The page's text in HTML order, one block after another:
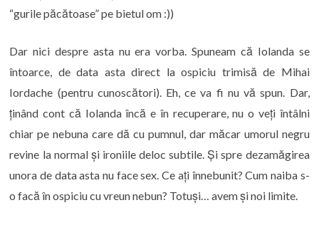
“gurile păcătoase” pe bietul om :))
Dar nici despre asta nu era vorba. Spuneam că Iolanda se
întoarce, de data asta direct la ospiciu trimisă de Mihai
Iordache (pentru cunoscători). Eh, ce va fi nu vă spun. Dar,
ținând cont că Iolanda încă e în recuperare, nu o veți întâlni
chiar pe nebuna care dă cu pumnul, dar măcar umorul negru
revine la normal și ironiile deloc subtile. Și spre dezamăgirea
unora de data asta nu face sex. Ce ați înnebunit? Cum naiba s-
o facă în ospiciu cu vreun nebun? Totuși… avem și noi limite.